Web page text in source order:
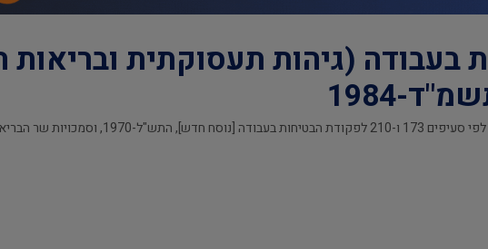
בעבודה (גיהות תעסוקתית ובריאות
1984